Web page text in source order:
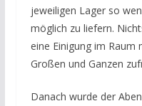
jeweiligen Lager so
möglich zu liefern.
eine Einigung im
Großen und Ganzen
Danach wurde der